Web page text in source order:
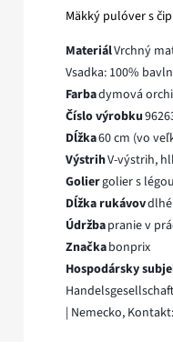
Mäkký pulóver s
MateriálVrchný
Vsadka: 100%
Farbadymová
Číslo výrobku
Dĺžka60 cm (vo
VýstrihV-výstrih,
Goliergolier s légou
Dĺžka rukávov
Údržbapranie v
Značkabonprix
Hospodársky
| Nemecko,